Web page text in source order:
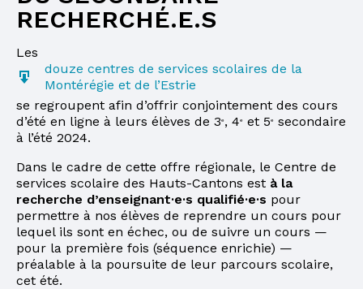
RECHERCHÉ.E.S
Les
douze centres de services scolaires de la
Montérégie et de l’Estrie
se regroupent afin d’offrir conjointement des cours
d’été en ligne à leurs élèves de 3e, 4e et 5e
secondaire
à l’été 2024.
Dans le cadre de cette offre régionale, le Centre de
services scolaire des Hauts-Cantons est à la
recherche d’enseignant·e·s qualifié·e·s pour
permettre à nos élèves de reprendre un cours pour
lequel ils sont en échec, ou de suivre un cours —
pour la première fois (séquence enrichie) —
préalable à la poursuite de leur parcours scolaire,
cet été.